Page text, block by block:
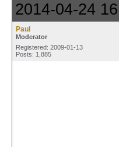
2014-04-24
Paul
Moderator
Registered: 2009-01-13
Posts: 1,885